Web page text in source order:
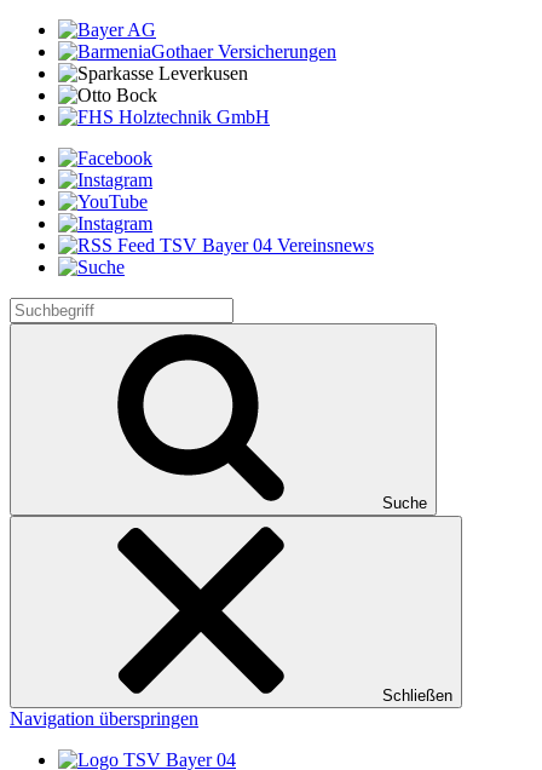
Suche
Schließen
Navigation überspringen